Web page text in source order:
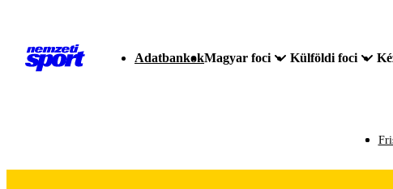
AdatbankokMagyar foci Külföldi foci